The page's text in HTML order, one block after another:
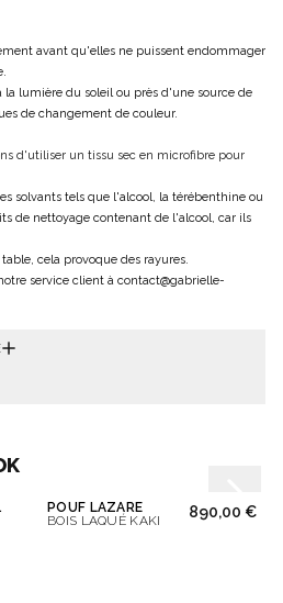
avant qu'elles ne puissent endommager
lumière du soleil ou près d'une source de
de changement de couleur.
d'utiliser un tissu sec en microfibre pour
solvants tels que l'alcool, la térébenthine ou
de nettoyage contenant de l'alcool, car ils
cela provoque des rayures.
service client à contact@gabrielle-
JOE
POUF LAZARE
BOIS LAQUÉ KAKI
890,00 €